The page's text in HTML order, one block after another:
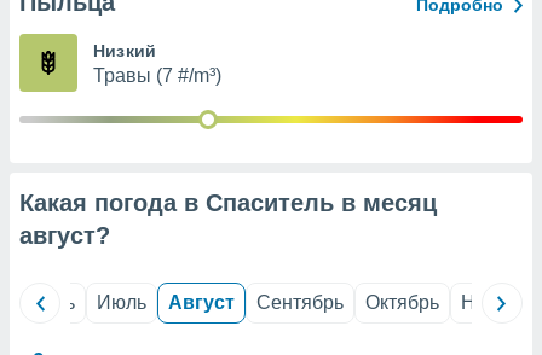
из
Подробно
Низкий
Травы (7 #/m³)
Какая погода в Спаситель в месяц
август?
Июнь Июль Август Сентябрь Октябрь Ноябрь